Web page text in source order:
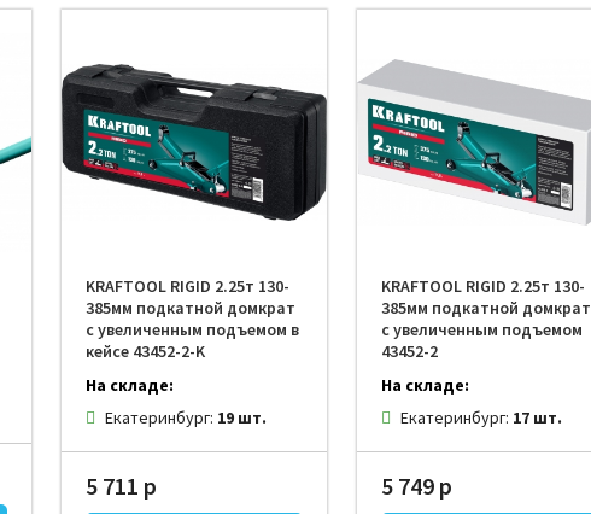
KRAFTOOL RIGID 2.25т 130-
385мм подкатной домкрат
с увеличенным подъемом в
кейсе 43452-2-K
На складе:
Екатеринбург: 19 шт.
5 711 р
KRAFTOOL RIGID 2.25т 130-
385мм подкатной домкрат
с увеличенным подъемом
43452-2
На складе:
Екатеринбург: 17 шт.
5 749 р